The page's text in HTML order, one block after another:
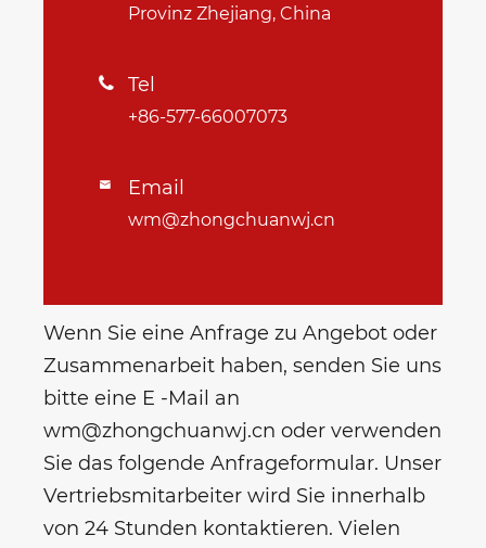
Provinz Zhejiang, China
 Tel
+86-577-66007073
 Email
wm@zhongchuanwj.cn
Wenn Sie eine Anfrage zu Angebot oder
Zusammenarbeit haben, senden Sie uns
bitte eine E -Mail an
wm@zhongchuanwj.cn oder verwenden
Sie das folgende Anfrageformular. Unser
Vertriebsmitarbeiter wird Sie innerhalb
von 24 Stunden kontaktieren. Vielen